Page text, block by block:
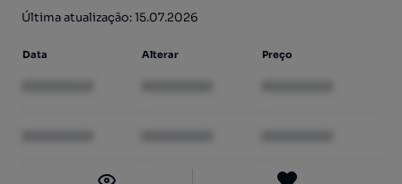
Última atualização: 15.07.2026
Data Alterar Preço